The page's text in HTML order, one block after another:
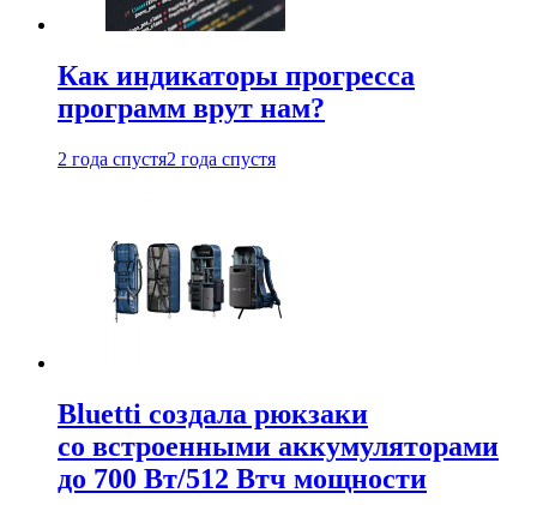
Как индикаторы прогресса
программ врут нам?
2 года спустя2 года спустя
Bluetti создала рюкзаки
со встроенными аккумуляторами
до 700 Вт/512 Втч мощности